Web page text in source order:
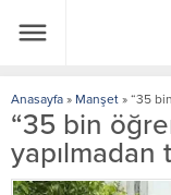
Anasayfa » Manşet » “35
“35 bin
yapılmadan